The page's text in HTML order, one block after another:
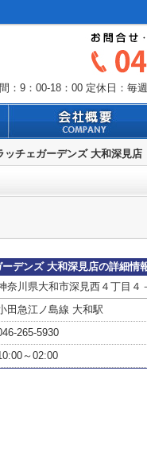
：9：00-18：00 定休日：毎
ッチェガーデンズ 大和深見店
デンズ 大和深見店の詳細情
奈川県大和市深見西４丁目４
田急江ノ島線 大和駅
265-5930
～02:00